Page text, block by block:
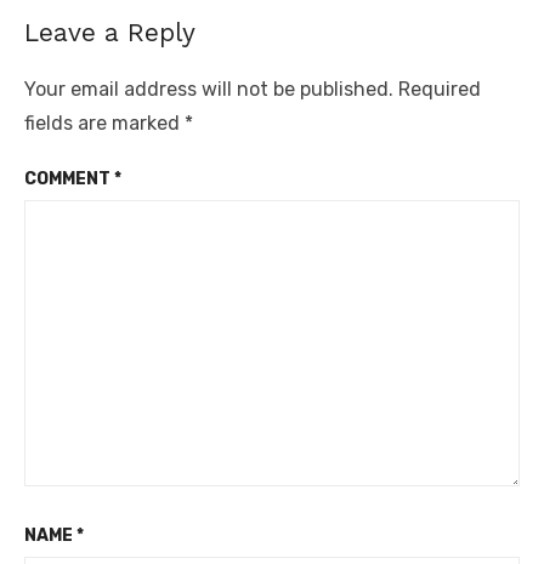
Leave a Reply
Your email address will not be published. Required
fields are marked *
COMMENT *
NAME *